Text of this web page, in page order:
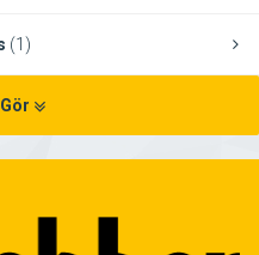
(1)